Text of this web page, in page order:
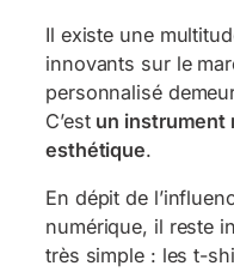
Il existe une
innovants sur le
personnalisé
C’est un instrument
esthétique.
En dépit de
numérique, il reste
très simple : les t-